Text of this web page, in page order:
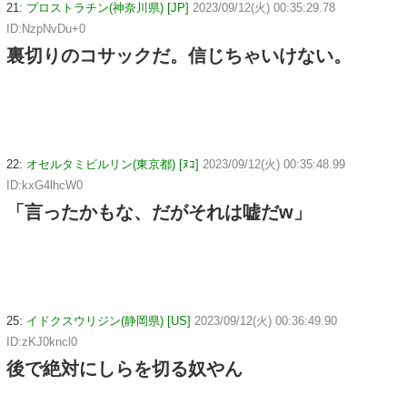
21: プロストラチン(神奈川県) [JP] 2023/09/12(火) 00:35:29.78
ID:NzpNvDu+0
裏切りのコサックだ。信じちゃいけない。
22: オセルタミビルリン(東京都) [ﾇｺ] 2023/09/12(火) 00:35:48.99
ID:kxG4lhcW0
「言ったかもな、だがそれは嘘だw」
25: イドクスウリジン(静岡県) [US] 2023/09/12(火) 00:36:49.90
ID:zKJ0kncl0
後で絶対にしらを切る奴やん